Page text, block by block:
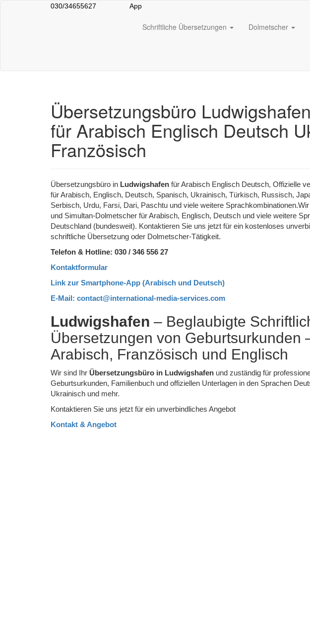
030/34655627 App
Schriftliche Übersetzungen Dolmetscher
Übersetzungsbüro
für Arabisch Englisch Deutsch
Französisch
Übersetzungsbüro in Ludwigshafen für Arabisch Englisch Deutsch, Offizielle
für Arabisch, Englisch, Deutsch, Spanisch, Ukrainisch, Türkisch, Russisch,
Serbisch, Urdu, Farsi, Dari, Paschtu und viele weitere
und Simultan-Dolmetscher für Arabisch, Englisch, Deutsch und viele weitere
Deutschland (bundesweit). Kontaktieren Sie uns jetzt für ein kostenloses
schriftliche Übersetzung oder Dolmetscher-Tätigkeit.
Telefon & Hotline: 030 / 346 556 27
Kontaktformular
Link zur Smartphone-App (Arabisch und Deutsch)
E-Mail: contact@international-media-services.com
Ludwigshafen – Beglaubigte
Übersetzungen von Geburtsurkunden
Arabisch, Französisch und Englisch
Wir sind Ihr Übersetzungsbüro in Ludwigshafen und zuständig für
Geburtsurkunden, Familienbuch und offiziellen Unterlagen in den Sprachen
Ukrainisch und mehr.
Kontaktieren Sie uns jetzt für ein unverbindliches Angebot
Kontakt & Angebot